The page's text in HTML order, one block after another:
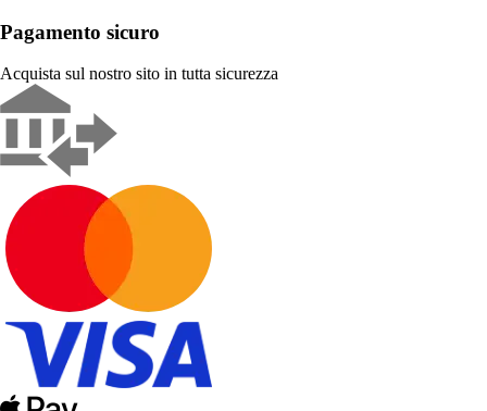
Pagamento sicuro
Acquista sul nostro sito in tutta sicurezza